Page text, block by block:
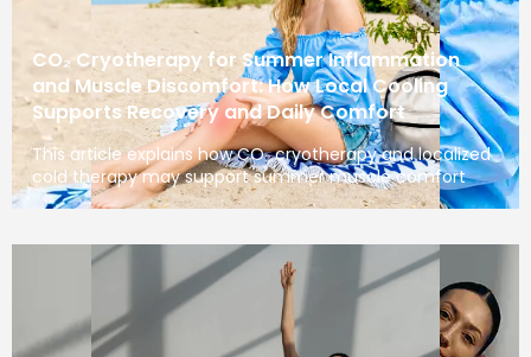
CO₂ Cryotherapy for Summer Inflammation
and Muscle Discomfort: How Local Cooling
Supports Recovery and Daily Comfort
This article explains how CO₂ cryotherapy and localized
cold therapy may support summer muscle comfort